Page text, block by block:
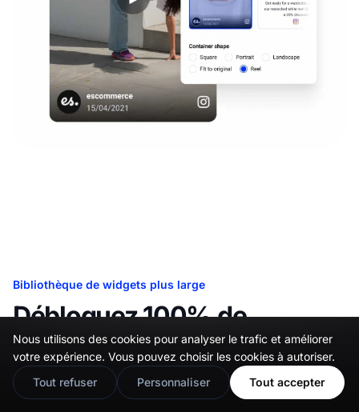
Bibliothèque de widgets plus large
Débloquez 100% de
capacités de design
personnalisé.
Nous utilisons des cookies pour analyser le trafic et améliorer
votre expérience. Vous pouvez choisir les cookies à autoriser.
Tout refuser
Personnaliser Tout accepter
🇬🇧Would you prefer this site in English?
View in English